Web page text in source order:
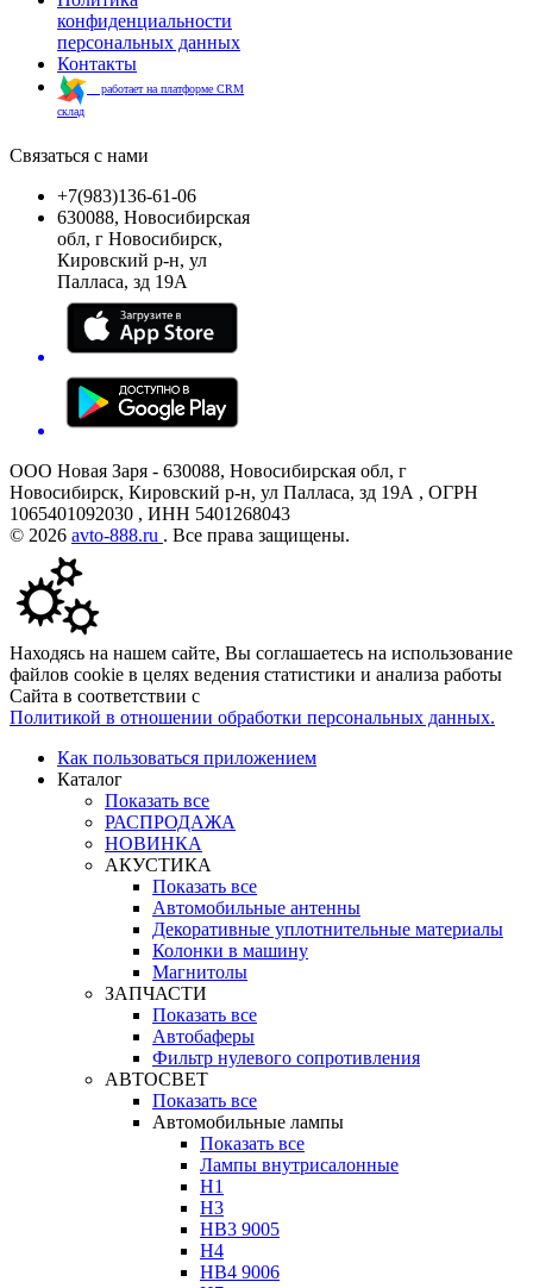
конфиденциальности
персональных данных
Контакты
работает на платформе CRM
склад
Связаться с нами
+7(983)136-61-06
630088, Новосибирская
обл, г Новосибирск,
Кировский р-н, ул
Палласа, зд 19А
ООО Новая Заря - 630088, Новосибирская обл, г
Новосибирск, Кировский р-н, ул Палласа, зд 19А , ОГРН
1065401092030 , ИНН 5401268043
© 2026 avto-888.ru . Все права защищены.
Находясь на нашем сайте, Вы соглашаетесь на использование
файлов cookie в целях ведения статистики и анализа работы
Сайта в соответствии с
Политикой в отношении обработки персональных данных.
Как пользоваться приложением
Каталог
Показать все
РАСПРОДАЖА
НОВИНКА
АКУСТИКА
Показать все
Автомобильные антенны
Декоративные уплотнительные материалы
Колонки в машину
Магнитолы
ЗАПЧАСТИ
Показать все
Автобаферы
Фильтр нулевого сопротивления
АВТОСВЕТ
Показать все
Автомобильные лампы
Показать все
Лампы внутрисалонные
H1
H3
HB3 9005
H4
HB4 9006